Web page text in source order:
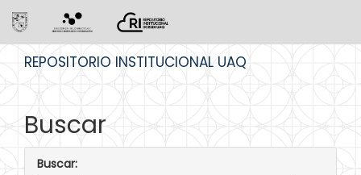
REPOSITORIO INSTITUCIONAL UAQ
Buscar
Buscar: